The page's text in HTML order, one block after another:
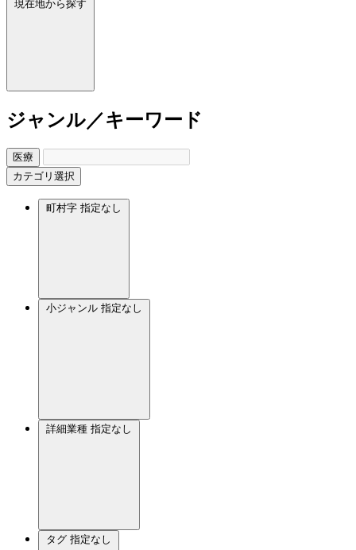
現在地から探す
ジャンル／キーワード
医療
カテゴリ選択
町村字 指定なし
小ジャンル 指定なし
詳細業種 指定なし
タグ 指定なし